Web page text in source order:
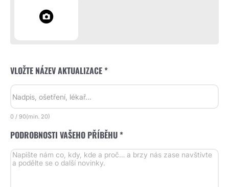
VLOŽTE NÁZEV AKTUALIZACE *
0 / 90(min. 20)
PODROBNOSTI VAŠEHO PŘÍBĚHU *